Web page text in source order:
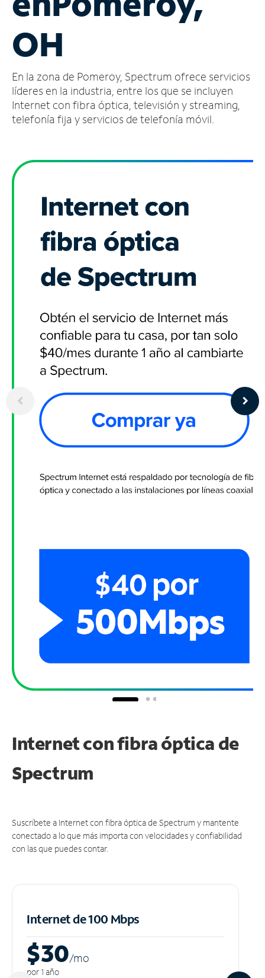
cuenta
Encuentra
tienda
OH
En la zona de Pomeroy, Spectrum ofrece servicios
líderes en la industria, entre los que se incluyen
Internet con fibra óptica, televisión y streaming,
telefonía fija y servicios de telefonía móvil.
Internet con fibra óptica de
Spectrum
Suscríbete a Internet con fibra óptica de Spectrum y mantente
conectado a lo que más importa con velocidades y confiabilidad
con las que puedes contar.
Internet de 100 Mbps
$30/mo
por 1 año